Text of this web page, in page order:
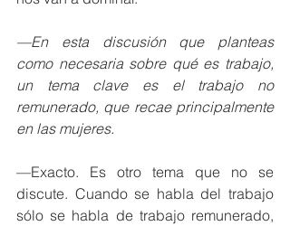
—En esta discusión que planteas
como necesaria sobre qué es trabajo,
un tema clave es el trabajo no
remunerado, que recae principalmente
en las mujeres.
—Exacto. Es otro tema que no se
discute. Cuando se habla del trabajo
sólo se habla de trabajo remunerado,